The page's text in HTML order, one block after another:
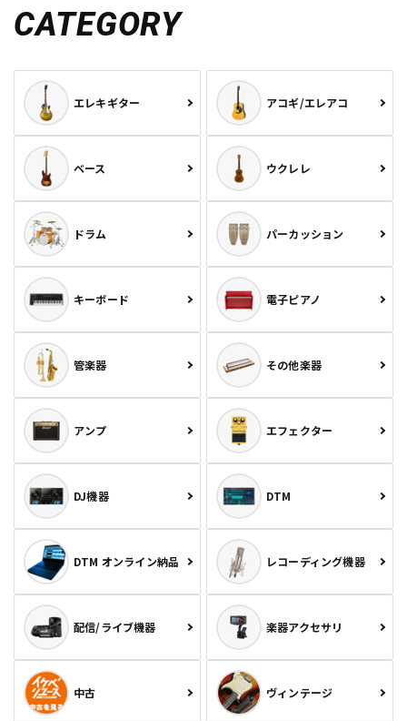
CATEGORY
エレキギター アコギ/エレアコ
ベース ウクレレ
ドラム パーカッション
キーボード 電子ピアノ
管楽器 その他楽器
アンプ エフェクター
DJ機器 DTM
DTM オンライン納品 レコーディング機器
配信/ライブ機器 楽器アクセサリ
中古 ヴィンテージ